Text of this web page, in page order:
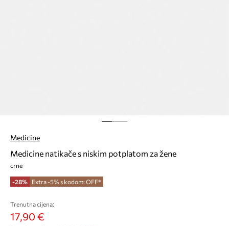
Medicine
Medicine natikače s niskim potplatom za žene
crne
-28% Extra -5% s kodom: OFF*
Trenutna cijena:
17,90 €